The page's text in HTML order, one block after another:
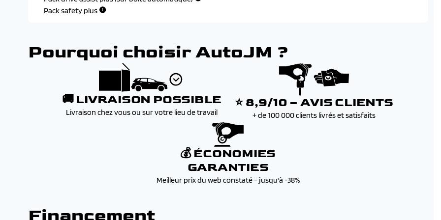
Peugeot i-cockpit 2d avec combine d'instrumentation numerique 10'' personnalisable
Pack safety plus
Pourquoi choisir AutoJM ?
🚚 LIVRAISON POSSIBLE
Livraison chez vous ou sur votre lieu de travail
⭐ 8,9/10 – AVIS CLIENTS
+ de 100 000 clients livrés et satisfaits
💰 ÉCONOMIES
GARANTIES
Meilleur prix du web constaté - jusqu'à -38%